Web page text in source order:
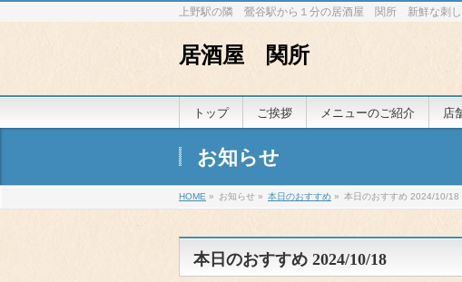
上野駅の隣 鶯谷駅から１分の居酒屋 関所 新鮮な刺し
居酒屋 関所
トップ ご挨拶 メニューのご紹介 店
お知らせ
HOME » お知らせ » 本日のおすすめ » 本日のおすすめ 2024/10/18
本日のおすすめ 2024/10/18